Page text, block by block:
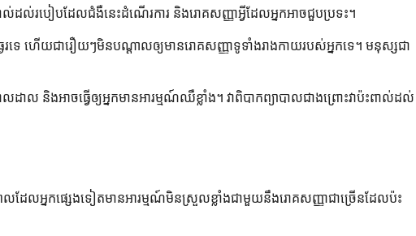
ល់ដល់របៀបដែលជំងឺនេះដំណើរការ និងរោគសញ្ញាអ្វីដែលអ្នកអាចជួបប្រទះ។
រទេ ហើយជារឿយៗមិនបណ្តាលឲ្យមានរោគសញ្ញាទូទាំងរាងកាយរបស់អ្នកទេ។ មនុស្សជា
ាល និងអាចធ្វើឲ្យអ្នកមានអារម្មណ៍ឈឺខ្លាំង។ វាពិបាកព្យាបាលជាងព្រោះវាប៉ះពាល់ដល់
ដែលអ្នកផ្សេងទៀតមានអារម្មណ៍មិនស្រួលខ្លាំងជាមួយនឹងរោគសញ្ញាជាច្រើនដែលប៉ះ